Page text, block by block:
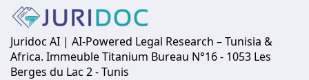
Juridoc AI | AI-Powered Legal Research – Tunisia &
Africa. Immeuble Titanium Bureau N°16 - 1053 Les
Berges du Lac 2 - Tunis